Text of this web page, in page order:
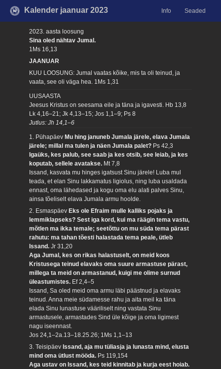
Kalender jaanuar 2023 Info Seaded
2023. aasta loosung
Sina oled nähtav Jumal.
1Ms 16,13
JAANUAR
KUU LOOSUNG: Jumal vaatas kõike, mis ta oli teinud, ja
vaata, see oli väga hea. 1Ms 1,31
UUSAASTA
Jeesus Kristus on seesama eile ja täna ja igavesti. Hb 13,8
Lk 4,16–21; Jk 4,13–15; Jos 1,1–9; Ps 8
Jutlus: Jh 14,1–6
1. Pühapäev Mu hing januneb Jumala järele, elava Jumala
järele; millal ma tulen ja näen Jumala palet? Ps 42,3
Igaüks, kes palub, see saab ja kes otsib, see leiab, ja kes
koputab, sellele avatakse. Mt 7,8
Issand, kasvata mu hinges igatsust Sinu järele! Luba mul
teada, et elan Sinu lakkamatus ligiolus, ning luba usaldada
ennast, oma lähedased ja kogu oma elu alati palves Sinu,
ainsa tõeliselt elava Jumala armu hoolde.
2. Esmaspäev Eks ole Efraim mulle kalliks pojaks ja
lemmiklapseks? Sest iga kord, kui ma räägin tema vastu,
mõtlen ma ikka temale; seetõttu on mu süda tema pärast
rahutu: ma tahan tõesti halastada tema peale, ütleb
Issand.Jr 31,20
Aga Jumal, kes on rikas halastuselt, on meid koos
Kristusega teinud elavaks oma suure armastuse pärast,
millega ta meid on armastanud, kuigi me olime surnud
üleastumistes. Ef 2,4–5
Issand, Sa oled meid oma armu läbi päästnud ja elavaks
teinud. Anna meie südamesse rahu ja aita meil ka täna
elada Sinu lunastuse vääriliselt ning vastata Sinu
armastusele, armastades Sind üle kõige ja oma ligimest
nagu iseennast.
Jos 24,1–2a.13–18.25.26; 1Ms 1,1–13
3. Teisipäev Issand, aja mu tüliasja ja lunasta mind, elusta
mind oma ütlust mööda. Ps 119,154
Aga ustav on Issand, kes teid kinnitab ja kurja eest hoiab.